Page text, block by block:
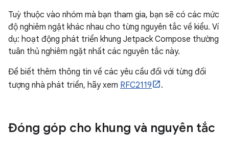
Tuỳ thuộc vào nhóm mà bạn tham gia, bạn sẽ có các mức
độ nghiêm ngặt khác nhau cho từng nguyên tắc về kiểu. Ví
dụ: hoạt động phát triển khung Jetpack Compose thường
tuân thủ nghiêm ngặt nhất các nguyên tắc này.
Để biết thêm thông tin về các yêu cầu đối với từng đối
tượng nhà phát triển, hãy xem RFC2119 .
Đóng góp cho khung và nguyên tắc